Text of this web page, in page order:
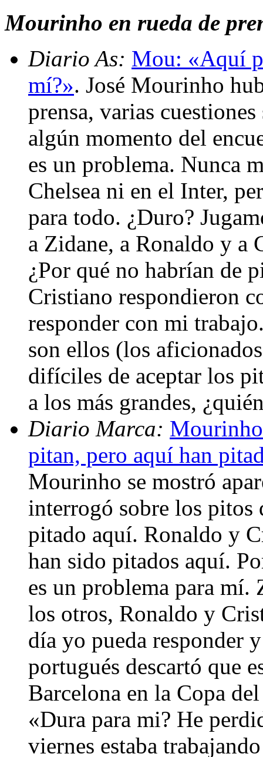
Mourinho en rueda de
Diario As: Mou: «Aquí
mí?». José Mourinho
prensa, varias
algún momento del
es un problema. Nunca
Chelsea ni en el Inter,
para todo. ¿Duro?
a Zidane, a Ronaldo y a
¿Por qué no habrían de
Cristiano respondieron
responder con mi
son ellos (los
difíciles de aceptar los
a los más grandes,
Diario Marca:
pitan, pero aquí han
Mourinho se mostró
interrogó sobre los
pitado aquí. Ronaldo y
han sido pitados aquí.
es un problema para
los otros, Ronaldo y
día yo pueda responder
portugués descartó que
Barcelona en la Copa
«Dura para mi? He
viernes estaba